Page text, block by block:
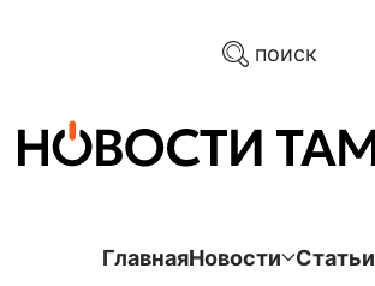
поиск
ГлавнаяНовости Статьи